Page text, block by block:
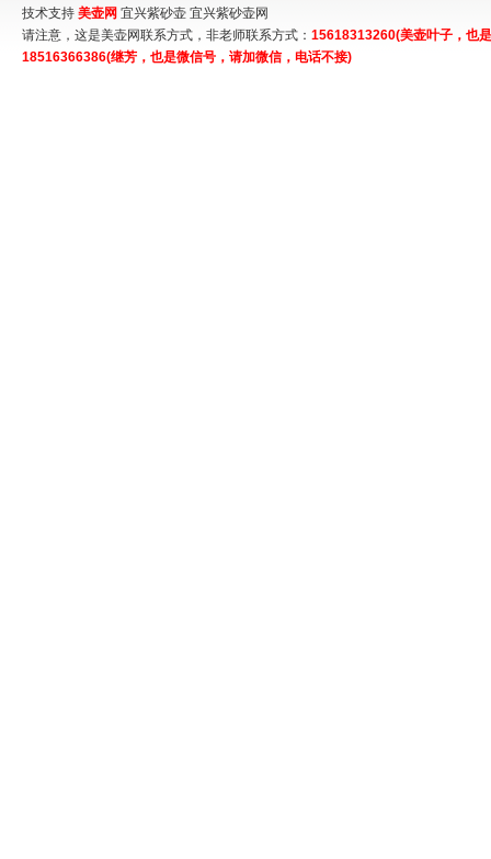
技术支持 美壶网 宜兴紫砂壶 宜兴紫砂壶网
请注意，这是美壶网联系方式，非老师联系方式： 15618313260(美壶叶子，也
18516366386(继芳，也是微信号，请加微信，电话不接)